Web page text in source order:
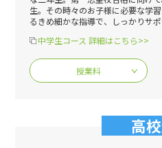
生。その時々のお子様に必要な学
るきめ細かな指導で、しっかりサポ
中学生コース 詳細はこちら>>
授業料
高